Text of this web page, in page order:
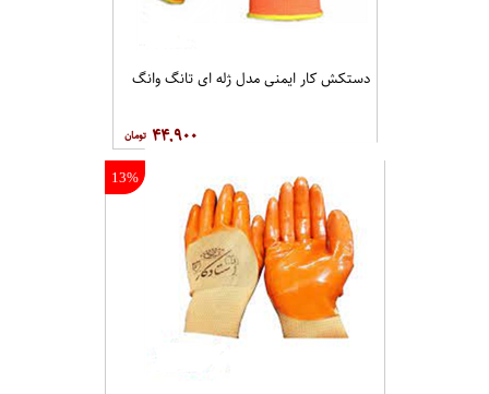
دستکش کار ایمنی مدل ژله ای تانگ وانگ